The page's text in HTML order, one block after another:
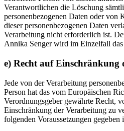
Verantwortlichen die Löschung
personenbezogenen Daten oder von
dieser personenbezogenen Daten
Verarbeitung nicht erforderlich ist.
Annika Senger wird im Einzelfall
e) Recht auf Einschränkung
Jede von der Verarbeitung
Person hat das vom Europäischen
Verordnungsgeber gewährte Recht,
Einschränkung der Verarbeitung zu
folgenden Voraussetzungen gegeben